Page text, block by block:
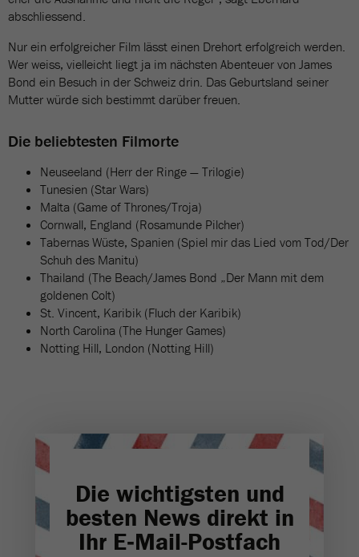
abschliessend.
Nur ein erfolgreicher Film lässt einen Drehort erfolgreich werden.
Wer weiss, vielleicht liegt ja im nächsten Abenteuer von James
Bond ein Besuch in der Schweiz drin. Das Geburtsland seiner
Mutter würde sich bestimmt darüber freuen.
Die beliebtesten Filmorte
Neuseeland (Herr der Ringe — Trilogie)
Tunesien (Star Wars)
Malta (Game of Thrones/Troja)
Cornwall, England (Rosamunde Pilcher)
Tabernas Wüste, Spanien (Spiel mir das Lied vom Tod/Der
Schuh des Manitu)
Thailand (The Beach/James Bond „Der Mann mit dem
goldenen Colt)
St. Vincent, Karibik (Fluch der Karibik)
North Carolina (The Hunger Games)
Notting Hill, London (Notting Hill)
Die wichtigsten und
besten News direkt in
Ihr E‑Mail-Postfach